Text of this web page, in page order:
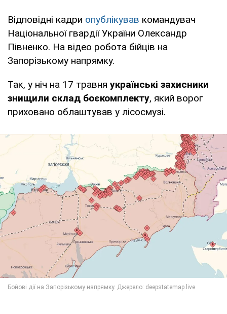
Відповідні кадри опублікував командувач
Національної гвардії України Олександр
Півненко. На відео робота бійців на
Запорізькому напрямку.
Так, у ніч на 17 травня українські захисники
знищили склад боєкомплекту, який ворог
приховано облаштував у лісосмузі.